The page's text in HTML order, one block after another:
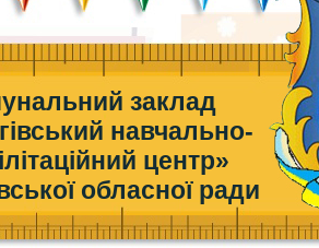
заклад
навчально-
центр»
обласної ради